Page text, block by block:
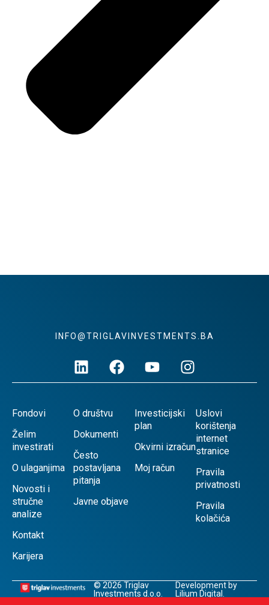
INFO@TRIGLAVINVESTMENTS.BA
Fondovi
Želim
investirati
O ulaganjima
Novosti i
stručne
analize
Kontakt
Karijera
O društvu
Dokumenti
Često
postavljana
pitanja
Javne objave
Investicijski
plan
Okvirni izračun
Moj račun
Uslovi
korištenja
internet
stranice
Pravila
privatnosti
Pravila
kolačića
© 2026 Triglav
Investments d.o.o.
Development by
Lilium Digital.